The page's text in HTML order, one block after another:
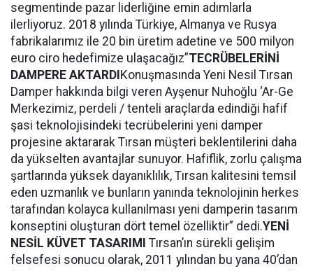
segmentinde pazar liderliğine emin adımlarla
ilerliyoruz. 2018 yılında Türkiye, Almanya ve Rusya
fabrikalarımız ile 20 bin üretim adetine ve 500 milyon
euro ciro hedefimize ulaşacağız”TECRÜBELERİNİ
DAMPERE AKTARDI Konuşmasında Yeni Nesil Tırsan
Damper hakkında bilgi veren Ayşenur Nuhoğlu ‘Ar-Ge
Merkezimiz, perdeli / tenteli araçlarda edindiği hafif
şasi teknolojisindeki tecrübelerini yeni damper
projesine aktararak Tırsan müşteri beklentilerini daha
da yükselten avantajlar sunuyor. Hafiflik, zorlu çalışma
şartlarında yüksek dayanıklılık, Tırsan kalitesini temsil
eden uzmanlık ve bunların yanında teknolojinin herkes
tarafından kolayca kullanılması yeni damperin tasarım
konseptini oluşturan dört temel özelliktir” dedi.YENİ
NESİL KÜVET TASARIMI Tırsan’ın sürekli gelişim
felsefesi sonucu olarak, 2011 yılından bu yana 40’dan